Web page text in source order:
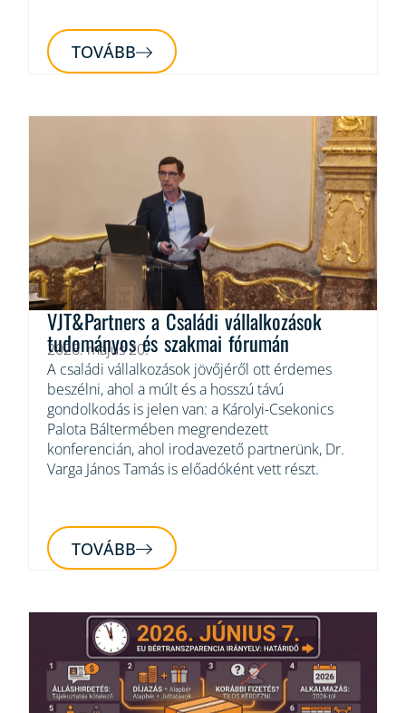
TOVÁBB
VJT&Partners a Családi vállalkozások
tudományos és szakmai fórumán
2026. május 20.
A családi vállalkozások jövőjéről ott érdemes
beszélni, ahol a múlt és a hosszú távú
gondolkodás is jelen van: a Károlyi-Csekonics
Palota Báltermében megrendezett
konferencián, ahol irodavezető partnerünk, Dr.
Varga János Tamás is előadóként vett részt.
TOVÁBB